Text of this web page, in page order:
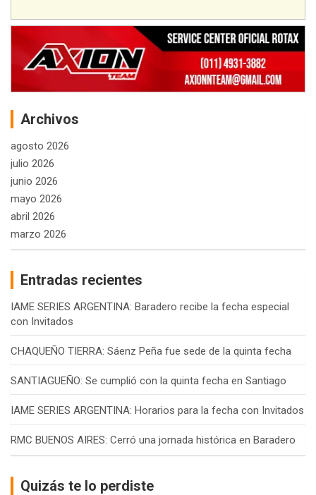
Archivos
agosto 2026
julio 2026
junio 2026
mayo 2026
abril 2026
marzo 2026
Entradas recientes
IAME SERIES ARGENTINA: Baradero recibe la fecha especial
con Invitados
CHAQUEÑO TIERRA: Sáenz Peña fue sede de la quinta fecha
SANTIAGUEÑO: Se cumplió con la quinta fecha en Santiago
IAME SERIES ARGENTINA: Horarios para la fecha con Invitados
RMC BUENOS AIRES: Cerró una jornada histórica en Baradero
Quizás te lo perdiste